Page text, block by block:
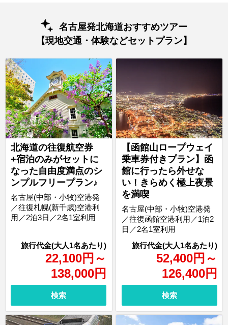
名古屋発北海道おすすめツアー
【現地交通・体験などセットプラン】
北海道の往復航空券
+宿泊のみがセットに
なった自由度満点のシ
ンプルフリープラン♪
22,100円 ～
138,000円
名古屋(中部・小牧)空港発
／往復札幌(新千歳)空港利
用／2泊3日／2名1室利用
検索
【函館山ロープウェイ
乗車券付きプラン】函
館に行ったら外せな
い！きらめく極上夜景
を満喫
52,400円 ～
126,400円
名古屋(中部・小牧)空港発
／往復函館空港利用／1泊2
日／2名1室利用
検索